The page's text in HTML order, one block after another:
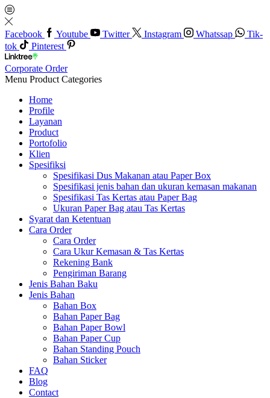
Facebook Youtube Twitter Instagram Whatssap
Tik-
tok
Pinterest
Corporate Order
Menu Product Categories
Home
Profile
Layanan
Product
Portofolio
Klien
Spesifiksi
Spesifikasi Dus Makanan atau Paper Box
Spesifikasi jenis bahan dan ukuran kemasan makanan
Spesifikasi Tas Kertas atau Paper Bag
Ukuran Paper Bag atau Tas Kertas
Syarat dan Ketentuan
Cara Order
Cara Order
Cara Ukur Kemasan & Tas Kertas
Rekening Bank
Pengiriman Barang
Jenis Bahan Baku
Jenis Bahan
Bahan Box
Bahan Paper Bag
Bahan Paper Bowl
Bahan Paper Cup
Bahan Standing Pouch
Bahan Sticker
FAQ
Blog
Contact